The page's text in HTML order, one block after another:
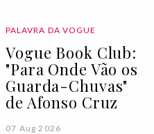
PALAVRA DA VOGUE
Vogue Book Club:
"Para Onde Vão os
Guarda-Chuvas"
de Afonso Cruz
07 Aug 2026